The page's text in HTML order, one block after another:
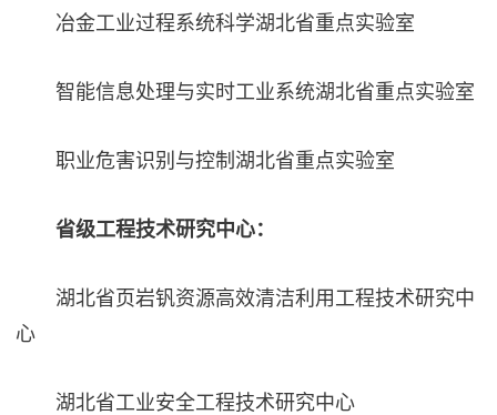
冶金工业过程系统科学湖北省重点实验室
智能信息处理与实时工业系统湖北省重点实验室
职业危害识别与控制湖北省重点实验室
省级工程技术研究中心：
湖北省页岩钒资源高效清洁利用工程技术研究中
心
湖北省工业安全工程技术研究中心